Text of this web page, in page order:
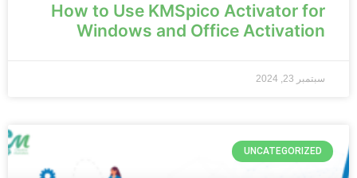
How to Use KMSpico Activator for
Windows and Office Activation
سبتمبر 23, 2024
UNCATEGORIZED